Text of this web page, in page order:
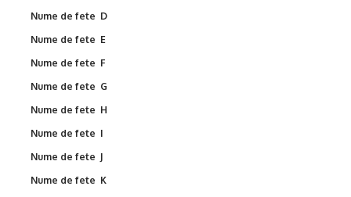
Nume de fete D
Nume de fete E
Nume de fete F
Nume de fete G
Nume de fete H
Nume de fete I
Nume de fete J
Nume de fete K